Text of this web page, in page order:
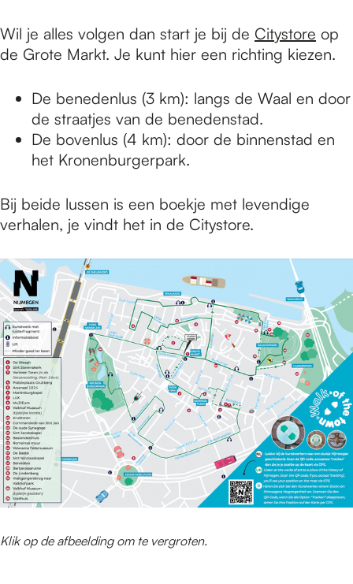
Wil je alles volgen dan start je bij de Citystore op
de Grote Markt. Je kunt hier een richting kiezen.
De benedenlus (3 km): langs de Waal en door
de straatjes van de benedenstad.
De bovenlus (4 km): door de binnenstad en
het Kronenburgerpark.
Bij beide lussen is een boekje met levendige
verhalen, je vindt het in de Citystore.
Klik op de afbeelding om te vergroten.